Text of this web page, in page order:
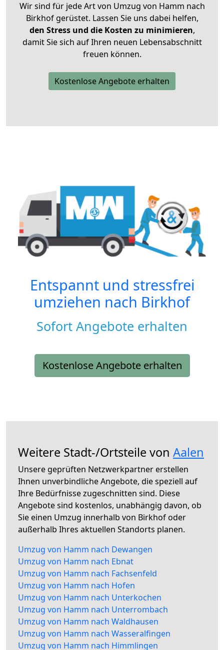
Wir sind für jede Art von Umzug von Hamm nach
Birkhof gerüstet. Lassen Sie uns dabei helfen,
den Stress und die Kosten zu minimieren,
damit Sie sich auf Ihren neuen Lebensabschnitt
freuen können.
Kostenlose Angebote erhalten
Entspannt und stressfrei
umziehen nach Birkhof
Sofort Angebote erhalten
Kostenlose Angebote erhalten
Weitere Stadt-/Ortsteile von Aalen
Unsere geprüften Netzwerkpartner erstellen
Ihnen unverbindliche Angebote, die speziell auf
Ihre Bedürfnisse zugeschnitten sind. Diese
Angebote sind kostenlos, unabhängig davon, ob
Sie einen Umzug innerhalb von Birkhof oder
außerhalb Ihres aktuellen Standorts planen.
Umzug von Hamm nach Dewangen
Umzug von Hamm nach Ebnat
Umzug von Hamm nach Fachsenfeld
Umzug von Hamm nach Hofen
Umzug von Hamm nach Unterkochen
Umzug von Hamm nach Unterrombach
Umzug von Hamm nach Waldhausen
Umzug von Hamm nach Wasseralfingen
Umzug von Hamm nach Himmlingen